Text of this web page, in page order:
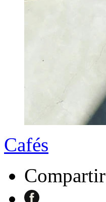
Cafés
Compartir